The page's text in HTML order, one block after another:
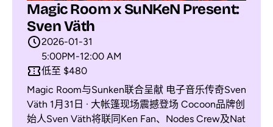
Magic Room x SuNKeN Present:
Sven Väth
2026-01-31
5:00PM-12:00 AM
低至 $480
Magic Room与Sunken联合呈献 电子音乐传奇Sven
Väth 1月31日 · 大帐篷现场震撼登场 Cocoon品牌创
始人Sven Väth将联同Ken Fan、Nodes Crew及Nat